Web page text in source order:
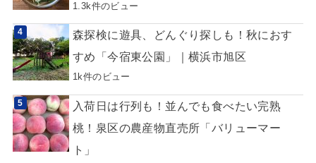
1.3k件のビュー
森探検に遊具、どんぐり探しも！秋におす
すめ「今宿東公園」｜横浜市旭区
1k件のビュー
入荷日は行列も！並んでも食べたい完熟
桃！泉区の農産物直売所「バリューマー
ト」